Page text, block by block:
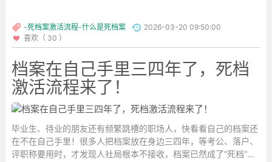
-死档案激活流程-什么是死档案
2026-03-20 09:50:00
喜欢（ 30 ）
档案在自己手里三四年了，死档
激活流程来了！
毕业生、待业的朋友还有频繁跳槽的职场人，快看看自己的档案还
在不在自己手里！很多人把档案放在身边三四年，等考公、落户、
评职称要用时，才发现人社局根本不接收，档案已然成了“死档”，